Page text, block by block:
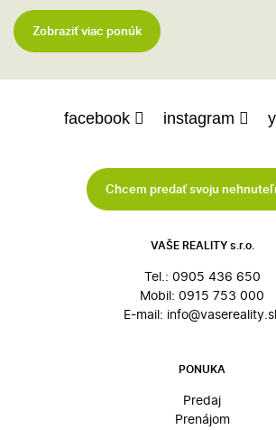
Zobraziť viac ponúk
facebook instagram
Chcem predať svoju
VAŠE REALITY s.r.o.
Tel.: 0905 436 650
Mobil: 0915 753 000
E-mail:
PONUKA
Predaj
Prenájom